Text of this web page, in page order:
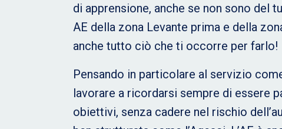
di apprensione, anche se non sono del
AE della zona Levante prima e della
anche tutto ciò che ti occorre per farlo!
Pensando in particolare al servizio
lavorare a ricordarsi sempre di essere
obiettivi, senza cadere nel rischio